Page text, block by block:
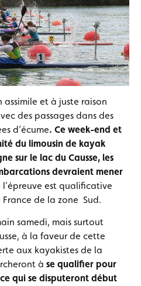
et à juste raison
des passages dans des
d’écume. Ce week-end et
du limousin de kayak
sur le lac du Causse, les
devraient mener
l’épreuve est qualificative
de la zone Sud.
samedi, mais surtout
à la faveur de cette
aux kayakistes de la
à se qualifier pour
qui se disputeront début